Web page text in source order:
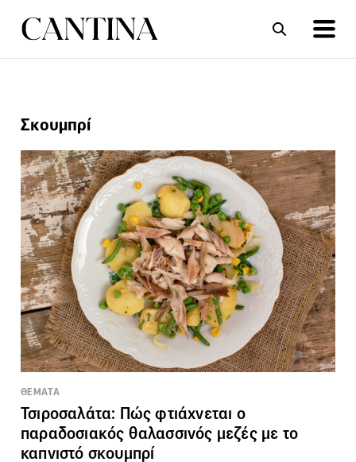
ΣΥΝΤΑΓΕΣ
Σκουμπρί
ΘΕΜΑΤΑ
Τσιροσαλάτα: Πώς φτιάχνεται ο
παραδοσιακός θαλασσινός μεζές με το
καπνιστό σκουμπρί